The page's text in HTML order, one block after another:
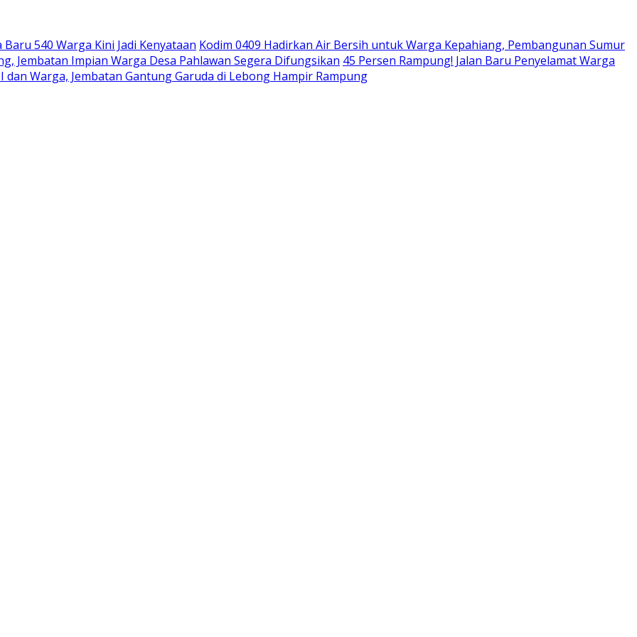
540 Warga Kini Jadi Kenyataan Kodim 0409 Hadirkan Air Bersih untuk Warga Kepahiang, Pembangunan Sumur
Jembatan Impian Warga Desa Pahlawan Segera Difungsikan 45 Persen Rampung! Jalan Baru Penyelamat Warga
dan Warga, Jembatan Gantung Garuda di Lebong Hampir Rampung